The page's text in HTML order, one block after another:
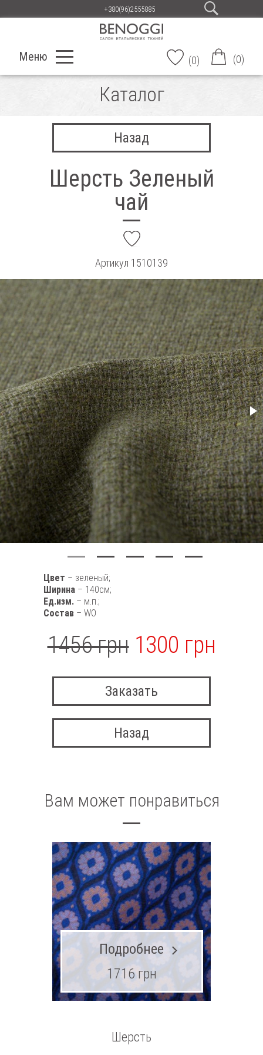
+380(96)2555885
Меню (0) (0)
Каталог
Назад
Шерсть Зеленый
чай
Артикул 1510139
Цвет – зеленый;
Ширина – 140см;
Ед.изм. – м.п.;
Состав – WO
1456 грн 1300 грн
Заказать
Назад
Вам может понравиться
Шерсть
Подробнее
1716 грн